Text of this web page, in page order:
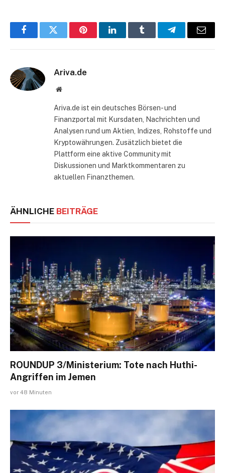
FacebookTwitter PinterestLinkedInTumblr TelegramE-
Ariva.de
Website
Ariva.de ist ein deutsches Börsen- und
Finanzportal mit Kursdaten, Nachrichten und
Analysen rund um Aktien, Indizes, Rohstoffe und
Kryptowährungen. Zusätzlich bietet die
Plattform eine aktive Community mit
Diskussionen und Marktkommentaren zu
aktuellen Finanzthemen.
ÄHNLICHE BEITRÄGE
ROUNDUP 3/Ministerium: Tote nach Huthi-
Angriffen im Jemen
vor 48 Minuten